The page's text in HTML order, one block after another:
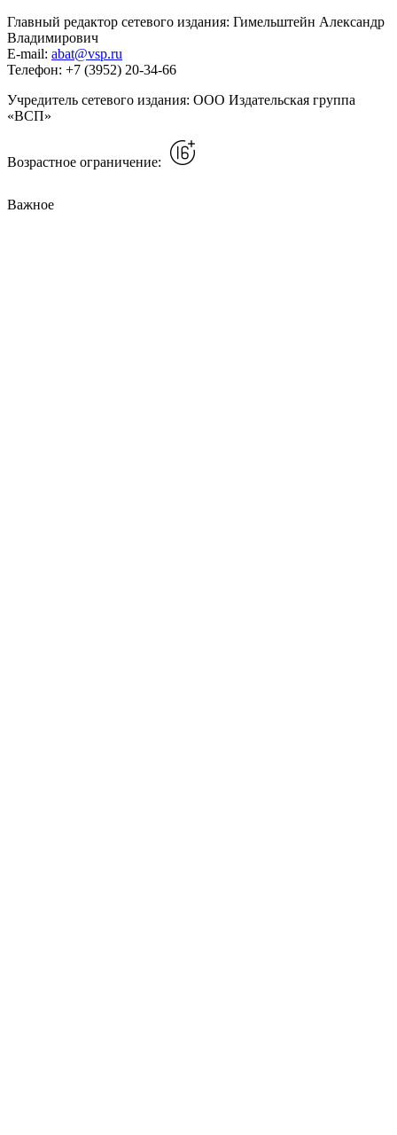
Главный редактор сетевого издания: Гимельштейн Александр
Владимирович
E-mail: abat@vsp.ru
Телефон: +7 (3952) 20-34-66
Учредитель сетевого издания: ООО Издательская группа
«ВСП»
Возрастное ограничение:
Важное